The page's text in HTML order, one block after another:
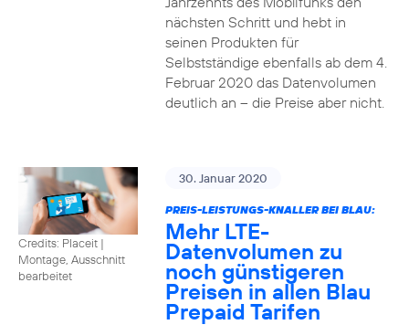
nächsten Schritt und hebt in
seinen Produkten für
Selbstständige ebenfalls ab dem 4.
Februar 2020 das Datenvolumen
deutlich an – die Preise aber nicht.
Credits: Placeit |
Montage, Ausschnitt
bearbeitet
30. Januar 2020
PREIS-LEISTUNGS-KNALLER BEI BLAU:
Mehr LTE-
Datenvolumen zu
noch günstigeren
Preisen in allen Blau
Prepaid Tarifen